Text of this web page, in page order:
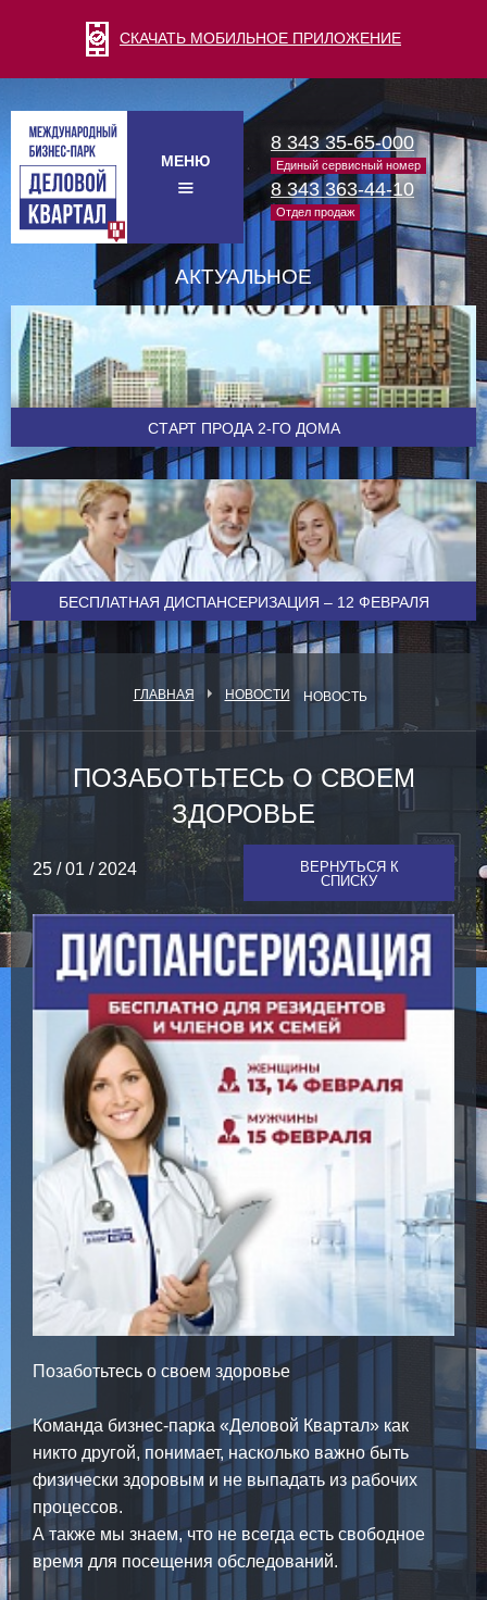
СКАЧАТЬ МОБИЛЬНОЕ ПРИЛОЖЕНИЕ
МЕНЮ
8 343 35-65-000
Единый сервисный номер
8 343 363-44-10
Отдел продаж
АКТУАЛЬНОЕ
CТАРТ ПРОДА 2-ГО ДОМА
БЕСПЛАТНАЯ ДИСПАНСЕРИЗАЦИЯ – 12 ФЕВРАЛЯ
ГЛАВНАЯ НОВОСТИ НОВОСТЬ
ПОЗАБОТЬТЕСЬ О СВОЕМ
ЗДОРОВЬЕ
25 / 01 / 2024
ВЕРНУТЬСЯ К
СПИСКУ
Позаботьтесь о своем здоровье
Команда бизнес-парка «Деловой Квартал» как
никто другой, понимает, насколько важно быть
физически здоровым и не выпадать из рабочих
процессов.
А также мы знаем, что не всегда есть свободное
время для посещения обследований.